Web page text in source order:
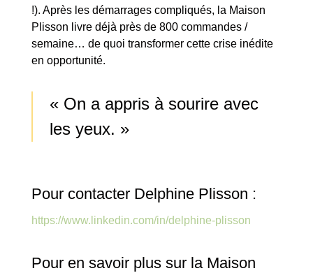
!). Après les démarrages compliqués, la Maison
Plisson livre déjà près de 800 commandes /
semaine… de quoi transformer cette crise inédite
en opportunité.
« On a appris à sourire avec
les yeux. »
Pour contacter Delphine Plisson :
https://www.linkedin.com/in/delphine-plisson
Pour en savoir plus sur la Maison